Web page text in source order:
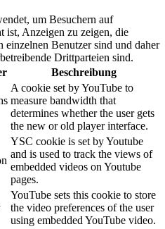
um Besuchern auf
ist, Anzeigen zu zeigen, die
einzelnen Benutzer sind und daher
Drittparteien sind.
Beschreibung
A cookie set by YouTube to
measure bandwidth that
determines whether the user gets
the new or old player interface.
YSC cookie is set by Youtube
and is used to track the views of
embedded videos on Youtube
pages.
YouTube sets this cookie to store
the video preferences of the user
using embedded YouTube video.